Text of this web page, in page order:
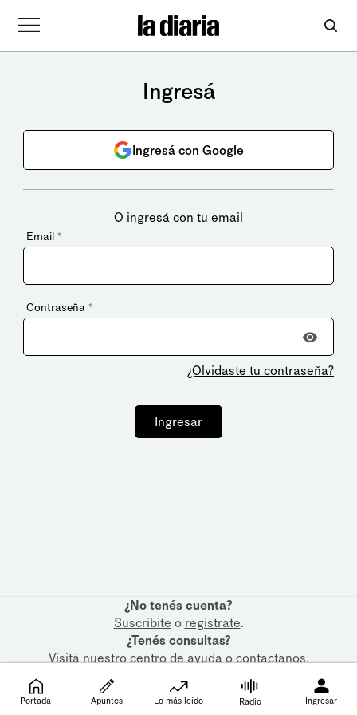
Ingresá
Ingresá con Google
O ingresá con tu email
Email *
Contraseña *
¿Olvidaste tu contraseña?
Ingresar
¿No tenés cuenta?
Suscribite o registrate.
¿Tenés consultas?
Visitá nuestrocentro de ayudaocontactanos.
Portada Apuntes Lo más leído Radio Ingresar